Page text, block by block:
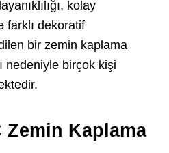
kolay
farklı dekoratif
bir zemin kaplama
nedeniyle birçok kişi
Zemin Kaplama